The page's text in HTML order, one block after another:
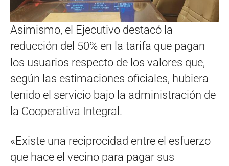
Asimismo, el Ejecutivo destacó la
reducción del 50% en la tarifa que pagan
los usuarios respecto de los valores que,
según las estimaciones oficiales, hubiera
tenido el servicio bajo la administración de
la Cooperativa Integral.
«Existe una reciprocidad entre el esfuerzo
que hace el vecino para pagar sus